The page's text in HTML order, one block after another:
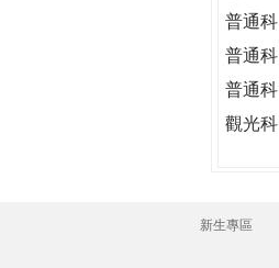
普通科
普通科
普通科
觀光科
主
新生專區